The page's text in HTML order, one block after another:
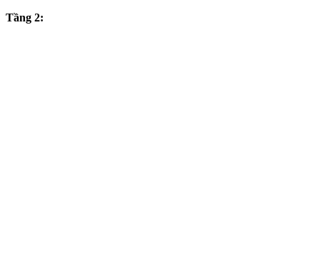
Tầng 2: